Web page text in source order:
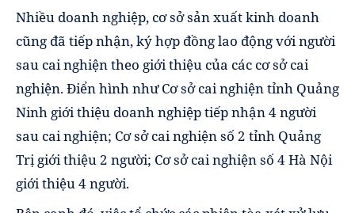
Nhiều doanh nghiệp, cơ sở sản xuất kinh doanh
cũng đã tiếp nhận, ký hợp đồng lao động với người
sau cai nghiện theo giới thiệu của các cơ sở cai
nghiện. Điển hình như Cơ sở cai nghiện tỉnh Quảng
Ninh giới thiệu doanh nghiệp tiếp nhận 4 người
sau cai nghiện; Cơ sở cai nghiện số 2 tỉnh Quảng
Trị giới thiệu 2 người; Cơ sở cai nghiện số 4 Hà Nội
giới thiệu 4 người.